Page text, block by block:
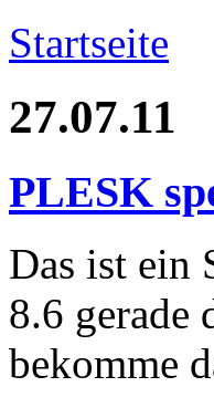
Startseite
27.07.11
PLESK
Das ist ein
8.6 gerade
bekomme